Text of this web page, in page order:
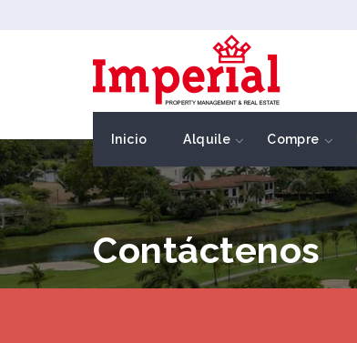
Inicio Alquile Compre
Contáctenos